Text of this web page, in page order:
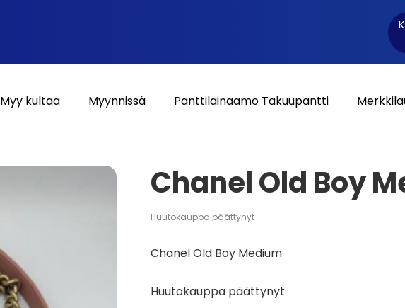
Myy kultaa Myynnissä Panttilainaamo Takuupantti
Chanel Old Boy
Huutokauppa päättynyt
Chanel Old Boy Medium
Huutokauppa päättynyt